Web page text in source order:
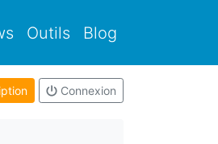
Outils Blog
Connexion